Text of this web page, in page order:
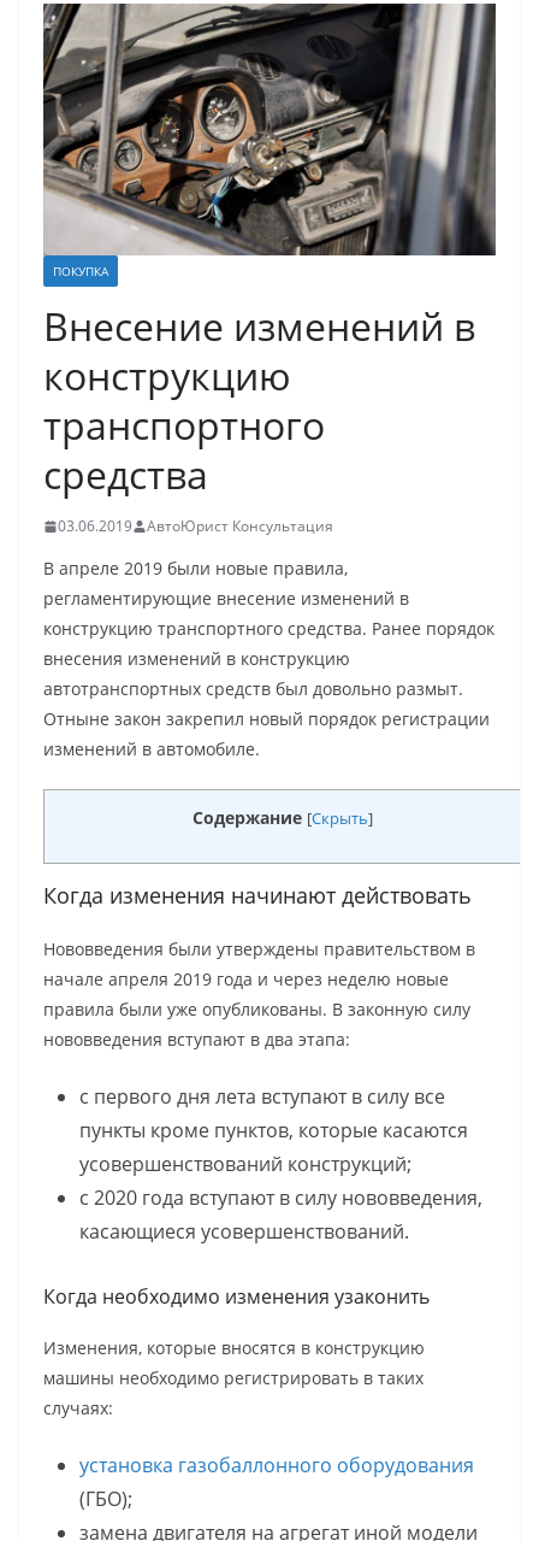
ПОКУПКА
Внесение изменений в
конструкцию
транспортного
средства
03.06.2019 АвтоЮрист Консультация
В апреле 2019 были новые правила,
регламентирующие внесение изменений в
конструкцию транспортного средства. Ранее порядок
внесения изменений в конструкцию
автотранспортных средств был довольно размыт.
Отныне закон закрепил новый порядок регистрации
изменений в автомобиле.
Содержание [Скрыть]
Когда изменения начинают действовать
Нововведения были утверждены правительством в
начале апреля 2019 года и через неделю новые
правила были уже опубликованы. В законную силу
нововведения вступают в два этапа:
с первого дня лета вступают в силу все
пункты кроме пунктов, которые касаются
усовершенствований конструкций;
с 2020 года вступают в силу нововведения,
касающиеся усовершенствований.
Когда необходимо изменения узаконить
Изменения, которые вносятся в конструкцию
машины необходимо регистрировать в таких
случаях:
установка газобаллонного оборудования
(ГБО);
замена двигателя на агрегат иной модели